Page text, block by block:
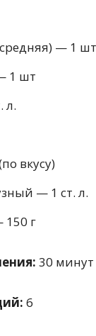
— 1 шт
1 шт
л.
вкусу)
— 1 ст. л.
г
30 минут
6